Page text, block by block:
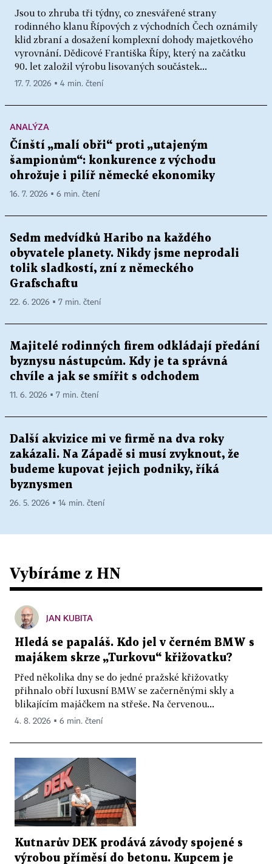
Jsou to zhruba tři týdny, co znesvářené strany
rodinného klanu Řípových z východních Čech oznámily
klid zbraní a dosažení komplexní dohody majetkového
vyrovnání. Dědicové Františka Řípy, který na začátku
90. let založil výrobu lisovaných součástek...
17. 7. 2026 ▪ 4 min. čtení
ANALÝZA
Čínští „malí obři“ proti „utajeným
šampionům“: konkurence z východu
ohrožuje i pilíř německé ekonomiky
16. 7. 2026 ▪ 6 min. čtení
Sedm medvídků Haribo na každého
obyvatele planety. Nikdy jsme neprodali
tolik sladkostí, zní z německého
Grafschaftu
22. 6. 2026 ▪ 7 min. čtení
Majitelé rodinných firem odkládají předání
byznysu nástupcům. Kdy je ta správná
chvíle a jak se smířit s odchodem
11. 6. 2026 ▪ 7 min. čtení
Další akvizice mi ve firmě na dva roky
zakázali. Na Západě si musí zvyknout, že
budeme kupovat jejich podniky, říká
byznysmen
26. 5. 2026 ▪ 14 min. čtení
Vybíráme z HN
JAN KUBITA
Hledá se papaláš. Kdo jel v černém BMW s
majákem skrze „Turkovu“ křižovatku?
Před několika dny se do jedné pražské křižovatky
přihnalo obří luxusní BMW se začerněnými skly a
blikajícím majáčkem na střeše. Na červenou...
4. 8. 2026 ▪ 6 min. čtení
Kutnarův DEK prodává závody spojené s
výrobou příměsí do betonu. Kupcem je